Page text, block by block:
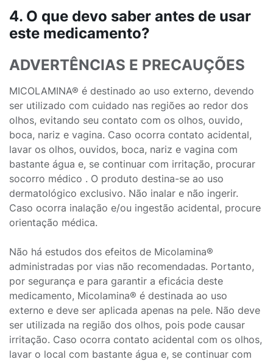
4. O que devo saber antes de usar
este medicamento?
ADVERTÊNCIAS E PRECAUÇÕES
MICOLAMINA® é destinado ao uso externo, devendo
ser utilizado com cuidado nas regiões ao redor dos
olhos, evitando seu contato com os olhos, ouvido,
boca, nariz e vagina. Caso ocorra contato acidental,
lavar os olhos, ouvidos, boca, nariz e vagina com
bastante água e, se continuar com irritação, procurar
socorro médico . O produto destina-se ao uso
dermatológico exclusivo. Não inalar e não ingerir.
Caso ocorra inalação e/ou ingestão acidental, procure
orientação médica.
Não há estudos dos efeitos de Micolamina®
administradas por vias não recomendadas. Portanto,
por segurança e para garantir a eficácia deste
medicamento, Micolamina® é destinada ao uso
externo e deve ser aplicada apenas na pele. Não deve
ser utilizada na região dos olhos, pois pode causar
irritação. Caso ocorra contato acidental com os olhos,
lavar o local com bastante água e, se continuar com